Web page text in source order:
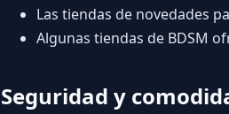
Las tiendas de novedades
Algunas tiendas de BDSM
Seguridad y